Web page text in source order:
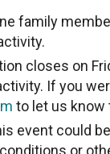
family
closes on
If you
to let us know
event could
or